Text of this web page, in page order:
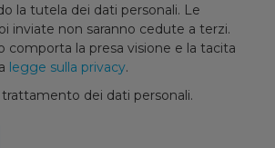
la tutela dei dati personali. Le
inviate non saranno cedute a terzi.
comporta la presa visione e la tacita
legge sulla privacy.
dei dati personali.